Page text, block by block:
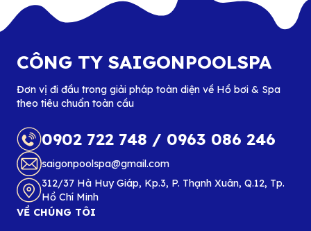
CÔNG TY SAIGONPOOLSPA
Đơn vị đi đầu trong giải pháp toàn diện về Hồ bơi & Spa
theo tiêu chuẩn toàn cầu
0902 722 748 / 0963 086 246
saigonpoolspa@gmail.com
312/37 Hà Huy Giáp, Kp.3, P. Thạnh Xuân, Q.12, Tp.
Hồ Chí Minh
VỀ CHÚNG TÔI